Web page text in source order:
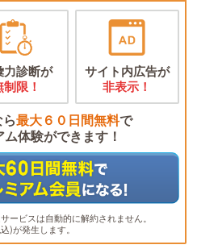
力診断が
限！
サイト内広告が
非表示！
最大６０日間無料で
体験ができます！
ービスは自動的に解約されません。
)が発生します。